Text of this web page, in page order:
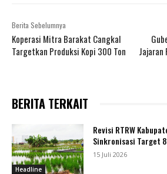
Berita Sebelumnya
Koperasi Mitra Barakat Cangkal
Targetkan Produksi Kopi 300 Ton
Jajaran
BERITA TERKAIT
Headline
Revisi RTRW
Sinkronisasi Target
15 Juli 2026